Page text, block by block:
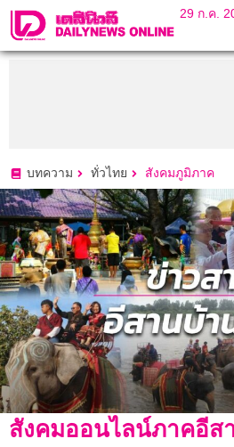
29 ก.ค.
บทความ ทั่วไทย สังคมภูมิภาค
สังคมออนไลน์ภาคอี